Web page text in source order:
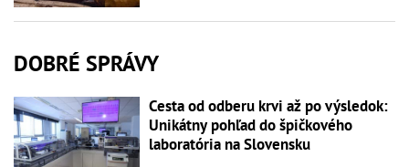
DOBRÉ SPRÁVY
Cesta od odberu krvi až po výsledok:
Unikátny pohľad do špičkového
laboratória na Slovensku